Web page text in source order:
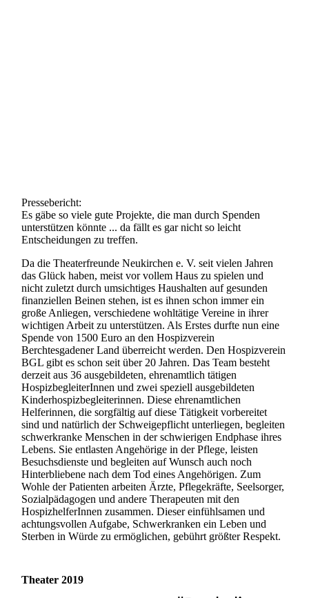
Pressebericht:
Es gäbe so viele gute Projekte, die man durch Spenden
unterstützen könnte ... da fällt es gar nicht so leicht
Entscheidungen zu treffen.
Da die Theaterfreunde Neukirchen e. V. seit vielen Jahren
das Glück haben, meist vor vollem Haus zu spielen und
nicht zuletzt durch umsichtiges Haushalten auf gesunden
finanziellen Beinen stehen, ist es ihnen schon immer ein
große Anliegen, verschiedene wohltätige Vereine in ihrer
wichtigen Arbeit zu unterstützen. Als Erstes durfte nun eine
Spende von 1500 Euro an den Hospizverein
Berchtesgadener Land überreicht werden. Den Hospizverein
BGL gibt es schon seit über 20 Jahren. Das Team besteht
derzeit aus 36 ausgebildeten, ehrenamtlich tätigen
HospizbegleiterInnen und zwei speziell ausgebildeten
Kinderhospizbegleiterinnen. Diese ehrenamtlichen
Helferinnen, die sorgfältig auf diese Tätigkeit vorbereitet
sind und natürlich der Schweigepflicht unterliegen, begleiten
schwerkranke Menschen in der schwierigen Endphase ihres
Lebens. Sie entlasten Angehörige in der Pflege, leisten
Besuchsdienste und begleiten auf Wunsch auch noch
Hinterbliebene nach dem Tod eines Angehörigen. Zum
Wohle der Patienten arbeiten Ärzte, Pflegekräfte, Seelsorger,
Sozialpädagogen und andere Therapeuten mit den
HospizhelferInnen zusammen. Dieser einfühlsamen und
achtungsvollen Aufgabe, Schwerkranken ein Leben und
Sterben in Würde zu ermöglichen, gebührt größter Respekt.
Theater 2019